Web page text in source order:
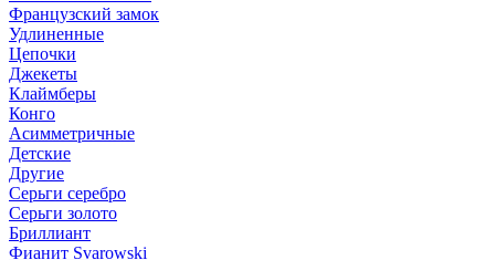
Французский замок
Удлиненные
Цепочки
Джекеты
Клаймберы
Конго
Асимметричные
Детские
Другие
Серьги серебро
Серьги золото
Бриллиант
Фианит Svarowski